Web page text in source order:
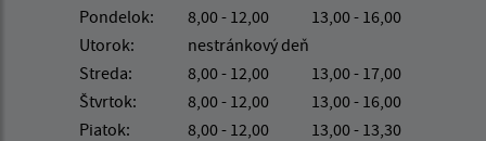
Pondelok:
8,00 - 12,00
13,00 - 16,00
Utorok:
nestránkový deň
Streda:
8,00 - 12,00
13,00 - 17,00
Štvrtok:
8,00 - 12,00
13,00 - 16,00
Piatok:
8,00 - 12,00
13,00 - 13,30